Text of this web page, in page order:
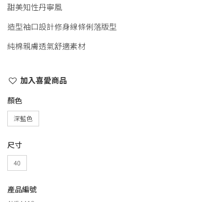
甜美知性丹寧風
造型袖口設計修身線條俐落版型
純棉親膚透氣舒適素材
加入喜愛商品
顏色
深藍色
尺寸
40
產品編號